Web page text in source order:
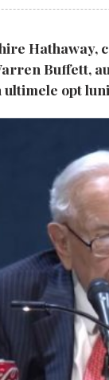
Hathaway,
Buffett,
opt luni